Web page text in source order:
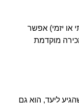
או יזמי) אפשר
מוקדמת
ליעד, הוא גם